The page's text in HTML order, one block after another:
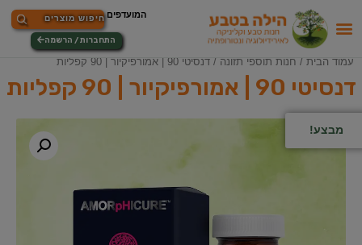
התחברות / הרשמה
עמוד הבית / חנות תוספי תזונה / דנסיטי 90 | אמורפיקיור | 90 קפליות
דנסיטי 90 | אמורפיקיור | 90 קפליות
מבצע!